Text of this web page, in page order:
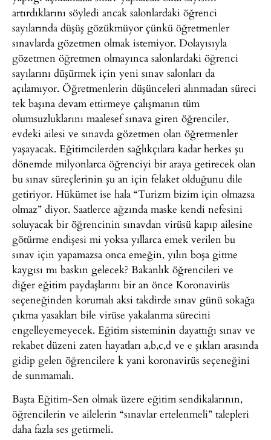
artırdıklarını söyledi ancak salonlardaki öğrenci
sayılarında düşüş gözükmüyor çünkü öğretmenler
sınavlarda gözetmen olmak istemiyor. Dolayısıyla
gözetmen öğretmen olmayınca salonlardaki öğrenci
sayılarını düşürmek için yeni sınav salonları da
açılamıyor. Öğretmenlerin düşünceleri alınmadan süreci
tek başına devam ettirmeye çalışmanın tüm
olumsuzluklarını maalesef sınava giren öğrenciler,
evdeki ailesi ve sınavda gözetmen olan öğretmenler
yaşayacak. Eğitimcilerden sağlıkçılara kadar herkes şu
dönemde milyonlarca öğrenciyi bir araya getirecek olan
bu sınav süreçlerinin şu an için felaket olduğunu dile
getiriyor. Hükümet ise hala “Turizm bizim için olmazsa
olmaz” diyor. Saatlerce ağzında maske kendi nefesini
soluyacak bir öğrencinin sınavdan virüsü kapıp ailesine
götürme endişesi mi yoksa yıllarca emek verilen bu
sınav için yapamazsa onca emeğin, yılın boşa gitme
kaygısı mı baskın gelecek? Bakanlık öğrencileri ve
diğer eğitim paydaşlarını bir an önce Koronavirüs
seçeneğinden korumalı aksi takdirde sınav günü sokağa
çıkma yasakları bile virüse yakalanma sürecini
engelleyemeyecek. Eğitim sisteminin dayattığı sınav ve
rekabet düzeni zaten hayatları a,b,c,d ve e şıkları arasında
gidip gelen öğrencilere k yani koronavirüs seçeneğini
de sunmamalı.
Başta Eğitim-Sen olmak üzere eğitim sendikalarının,
öğrencilerin ve ailelerin “sınavlar ertelenmeli” talepleri
daha fazla ses getirmeli.